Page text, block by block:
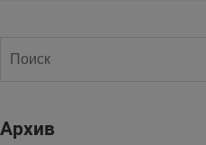
Архив